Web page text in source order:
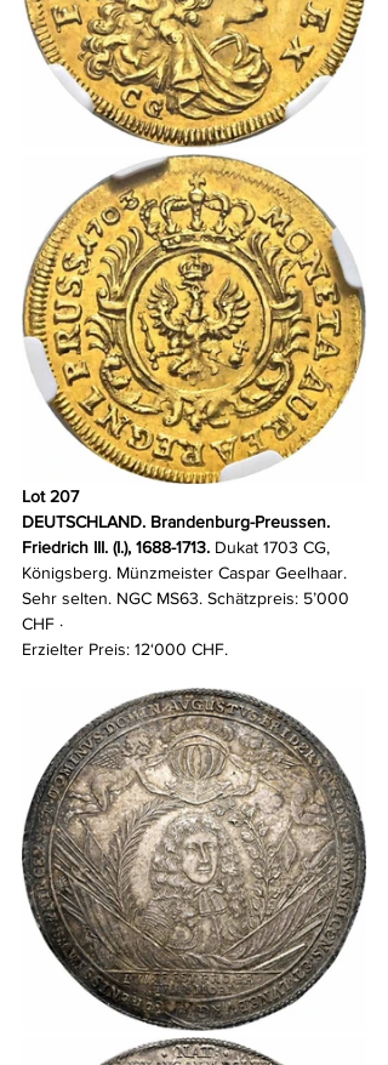
Lot 207
DEUTSCHLAND. Brandenburg-Preussen.
Friedrich III. (I.), 1688-1713. Dukat 1703 CG,
Königsberg. Münzmeister Caspar Geelhaar.
Sehr selten. NGC MS63. Schätzpreis: 5’000
CHF ·
Erzielter Preis: 12‘000 CHF.